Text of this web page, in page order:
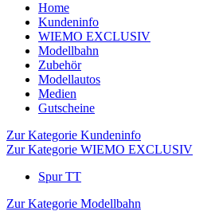
Home
Kundeninfo
WIEMO EXCLUSIV
Modellbahn
Zubehör
Modellautos
Medien
Gutscheine
Zur Kategorie Kundeninfo
Zur Kategorie WIEMO EXCLUSIV
Spur TT
Zur Kategorie Modellbahn